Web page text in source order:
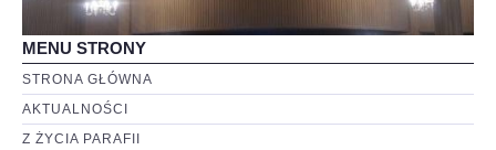
MENU STRONY
STRONA GŁÓWNA
AKTUALNOŚCI
Z ŻYCIA PARAFII